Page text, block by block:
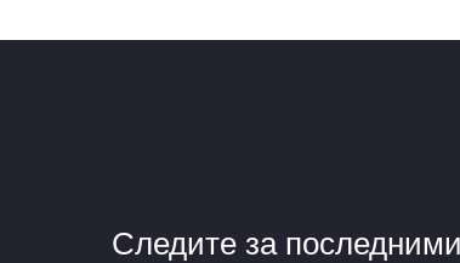
Следите за